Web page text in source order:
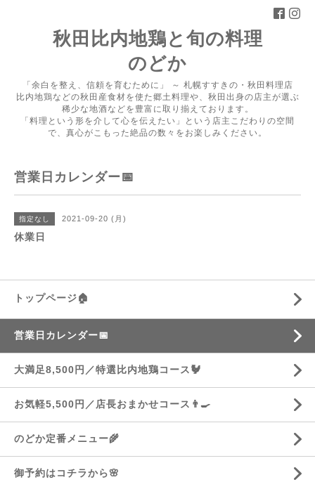
秋田比内地鶏と旬の料理
のどか
「余白を整え、信頼を育むために」 ～ 札幌すすきの・秋田料理店
比内地鶏などの秋田産食材を使た郷土料理や、秋田出身の店主が選ぶ
稀少な地酒などを豊富に取り揃えております。
「料理という形を介して心を伝えたい」という店主こだわりの空間
で、真心がこもった絶品の数々をお楽しみください。
営業日カレンダー📅
指定なし 2021-09-20 (月)
休業日
トップページ🏠
営業日カレンダー📅
大満足8,500円／特選比内地鶏コース🐓
お気軽5,500円／店長おまかせコース👨‍🍳
のどか定番メニュー🌾
御予約はコチラから🌸